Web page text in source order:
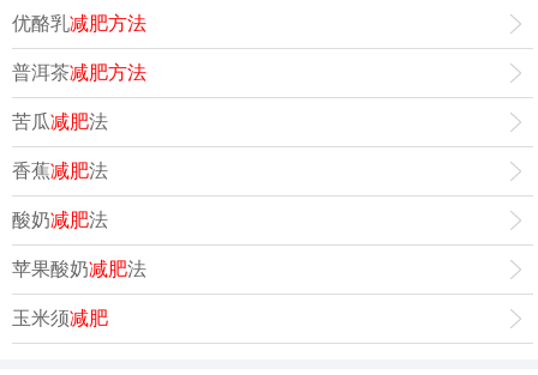
优酪乳减肥方法
普洱茶减肥方法
苦瓜减肥法
香蕉减肥法
酸奶减肥法
苹果酸奶减肥法
玉米须减肥